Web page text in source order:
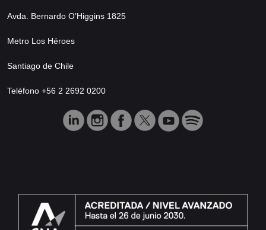
Avda. Bernardo O’Higgins 1825
Metro Los Héroes
Santiago de Chile
Teléfono +56 2 2692 0200